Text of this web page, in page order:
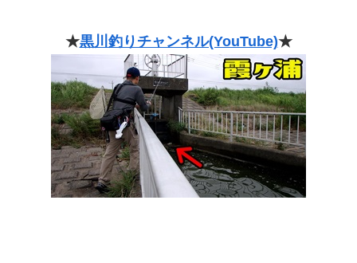
★黒川釣りチャンネル(YouTube)★